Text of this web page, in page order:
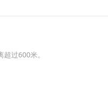
过600米。